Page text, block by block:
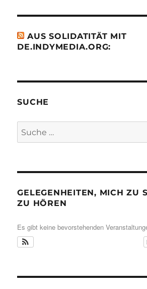
AUS SOLIDATITÄT MIT
DE.INDYMEDIA.ORG:
SUCHE
Suche
nach:
GELEGENHEITEN, MICH ZU
ZU HÖREN
Es gibt keine bevorstehenden